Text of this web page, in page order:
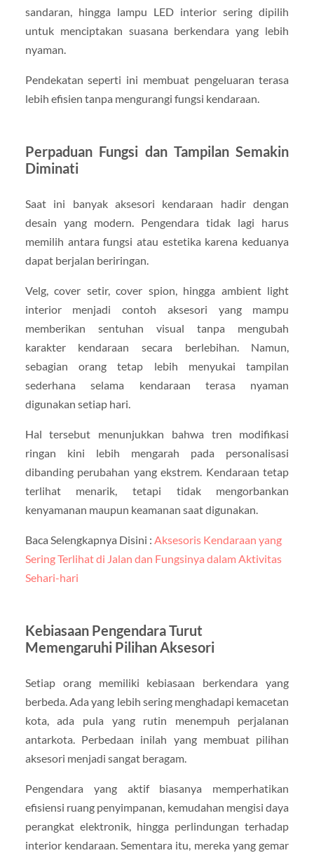
sandaran, hingga lampu LED interior sering dipilih
untuk menciptakan suasana berkendara yang lebih
nyaman.
Pendekatan seperti ini membuat pengeluaran terasa
lebih efisien tanpa mengurangi fungsi kendaraan.
Perpaduan Fungsi dan Tampilan Semakin
Diminati
Saat ini banyak aksesori kendaraan hadir dengan
desain yang modern. Pengendara tidak lagi harus
memilih antara fungsi atau estetika karena keduanya
dapat berjalan beriringan.
Velg, cover setir, cover spion, hingga ambient light
interior menjadi contoh aksesori yang mampu
memberikan sentuhan visual tanpa mengubah
karakter kendaraan secara berlebihan. Namun,
sebagian orang tetap lebih menyukai tampilan
sederhana selama kendaraan terasa nyaman
digunakan setiap hari.
Hal tersebut menunjukkan bahwa tren modifikasi
ringan kini lebih mengarah pada personalisasi
dibanding perubahan yang ekstrem. Kendaraan tetap
terlihat menarik, tetapi tidak mengorbankan
kenyamanan maupun keamanan saat digunakan.
Baca Selengkapnya Disini : Aksesoris Kendaraan yang
Sering Terlihat di Jalan dan Fungsinya dalam Aktivitas
Sehari-hari
Kebiasaan Pengendara Turut
Memengaruhi Pilihan Aksesori
Setiap orang memiliki kebiasaan berkendara yang
berbeda. Ada yang lebih sering menghadapi kemacetan
kota, ada pula yang rutin menempuh perjalanan
antarkota. Perbedaan inilah yang membuat pilihan
aksesori menjadi sangat beragam.
Pengendara yang aktif biasanya memperhatikan
efisiensi ruang penyimpanan, kemudahan mengisi daya
perangkat elektronik, hingga perlindungan terhadap
interior kendaraan. Sementara itu, mereka yang gemar